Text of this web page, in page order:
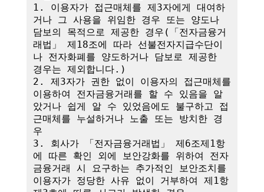
1. 이용자가 접근매체를 제3자에게 대여하
거나 그 사용을 위임한 경우 또는 양도나
담보의 목적으로 제공한 경우(「전자금융거
래법」 제18조에 따라 선불전자지급수단이
나 전자화폐를 양도하거나 담보로 제공한
경우는 제외합니다.)
2. 제3자가 권한 없이 이용자의 접근매체를
이용하여 전자금융거래를 할 수 있음을 알
았거나 쉽게 알 수 있었음에도 불구하고 접
근매체를 누설하거나 노출 또는 방치한 경
우
3. 회사가 「전자금융거래법」 제6조제1항
에 따른 확인 외에 보안강화를 위하여 전자
금융거래 시 요구하는 추가적인 보안조치를
이용자가 정당한 사유 없이 거부하여 제1항